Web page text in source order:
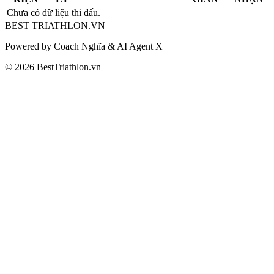
Chưa có dữ liệu thi đấu.
BEST TRIATHLON.VN
Powered by Coach Nghĩa & AI Agent X
© 2026 BestTriathlon.vn